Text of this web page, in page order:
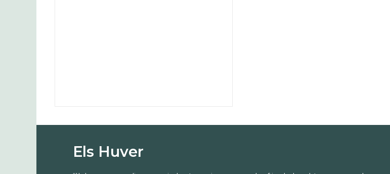
Els Huver